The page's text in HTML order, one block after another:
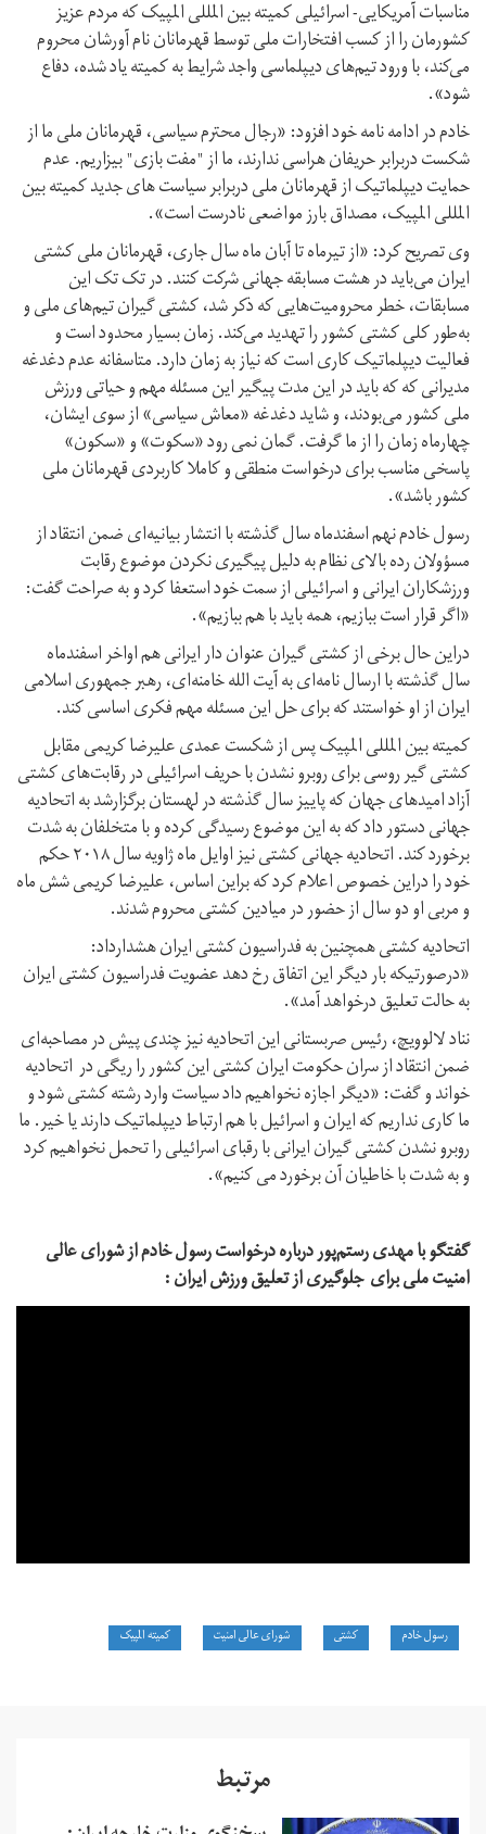
مناسبات آمریکایی- اسرائیلی کمیته بین المللی المپیک که مردم عزیز
کشورمان را از کسب افتخارات ملی توسط قهرمانان نام آورشان محروم‌
می‌کند، با ورود تیم‌های دیپلماسی واجد شرایط به کمیته یاد شده، دفاع
شود».
خادم در ادامه نامه خود افزود: «رجال محترم سیاسی، قهرمانان ملی ما از
شکست دربرابر حریفان هراسی ندارند، ما از "مفت بازی" بیزاریم. عدم
حمایت دیپلماتیک از قهرمانان ملی دربرابر سیاست های جدید کمیته بین
المللی المپیک، مصداق بارز مواضعی نادرست است».
وی تصریح کرد: «از تیرماه تا آبان ماه سال جاری، قهرمانان ملی کشتی
ایران می‌باید در هشت مسابقه جهانی شرکت کنند. در تک تک این
مسابقات، خطر محرومیت‌هایی که ذکر شد، کشتی گیران تیم‌های ملی و
به‌طور کلی کشتی کشور را تهدید می‌کند. زمان بسیار محدود است و
فعالیت دیپلماتیک کاری است که نیاز به زمان دارد. متاسفانه عدم دغدغه
مدیرانی که که باید در این مدت پیگیر این مسئله مهم و حیاتی ورزش
ملی کشور می‌بودند، و شاید دغدغه «معاش سیاسی» از سوی ایشان،
چهارماه زمان را از ما گرفت. گمان نمی رود «سکوت» و «سکون»
پاسخی مناسب برای درخواست منطقی و کاملا کاربردی قهرمانان ملی
کشور باشد».
رسول خادم نهم اسفندماه سال گذشته با انتشار بیانیه‌ای ضمن انتقاد از
مسؤولان رده بالای نظام به دلیل پیگیری نکردن موضوع رقابت
ورزشکاران ایرانی و اسرائیلی از سمت خود استعفا کرد و به صراحت گفت:
«اگر قرار است ببازیم، همه باید با هم ببازیم».
دراین حال برخی از کشتی گیران عنوان دار ایرانی هم اواخر اسفندماه
سال گذشته با ارسال نامه‌ای به آیت الله خامنه‌ای، رهبر جمهوری اسلامی
ایران از او خواستند که برای حل این مسئله مهم فکری اساسی کند.
کمیته بین المللی المپیک پس از شکست عمدی علیرضا کریمی مقابل
کشتی گیر روسی برای روبرو نشدن با حریف اسرائیلی در رقابت‌های کشتی
آزاد امیدهای جهان که پاییز سال گذشته در لهستان برگزارشد به اتحادیه
جهانی دستور داد که به این موضوع رسیدگی کرده و با متخلفان به شدت
برخورد کند. اتحادیه جهانی کشتی نیز اوایل ماه ژاویه سال ۲۰۱۸ حکم
خود را دراین خصوص اعلام کرد که براین اساس، علیرضا کریمی شش ماه
و مربی او دو سال از حضور در میادین کشتی محروم شدند.
اتحادیه کشتی همچنین به فدراسیون کشتی ایران هشدارداد:
«درصورتیکه بار دیگر این اتفاق رخ دهد عضویت فدراسیون کشتی ایران
به حالت تعلیق درخواهد آمد».
نناد لالوویچ، رئیس صربستانی این اتحادیه نیز چندی پیش در مصاحبه‌ای
ضمن انتقاد از سران حکومت ایران کشتی این کشور را ریگی در اتحادیه
خواند و گفت: «دیگر اجازه نخواهیم داد سیاست وارد رشته کشتی شود و
ما کاری نداریم که ایران و اسرائیل با هم ارتباط دیپلماتیک دارند یا خیر. ما
روبرو نشدن کشتی گیران ایرانی با رقبای اسرائیلی را تحمل نخواهیم کرد
و به شدت با خاطیان آن برخورد می کنیم».
گفتگو با مهدی رستم‌پور درباره درخواست رسول خادم از شورای عالی
امنیت ملی برای جلوگیری از تعلیق ورزش ایران :
رسول خادم کشتی شورای عالی امنیت کمیته المپیک
مرتبط